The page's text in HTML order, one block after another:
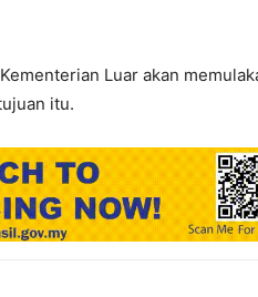
Luar akan
itu.